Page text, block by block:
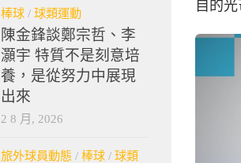
自的
棒球 / 球類運動
陳金鋒談鄭宗哲、李
灝宇 特質不是刻意培
養，是從努力中展現
出來
2 8 月, 2026
旅外球員動態 / 棒球 / 球類